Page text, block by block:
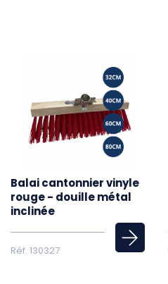
Balai cantonnier vinyle
rouge - douille métal
inclinée
Réf. 130327